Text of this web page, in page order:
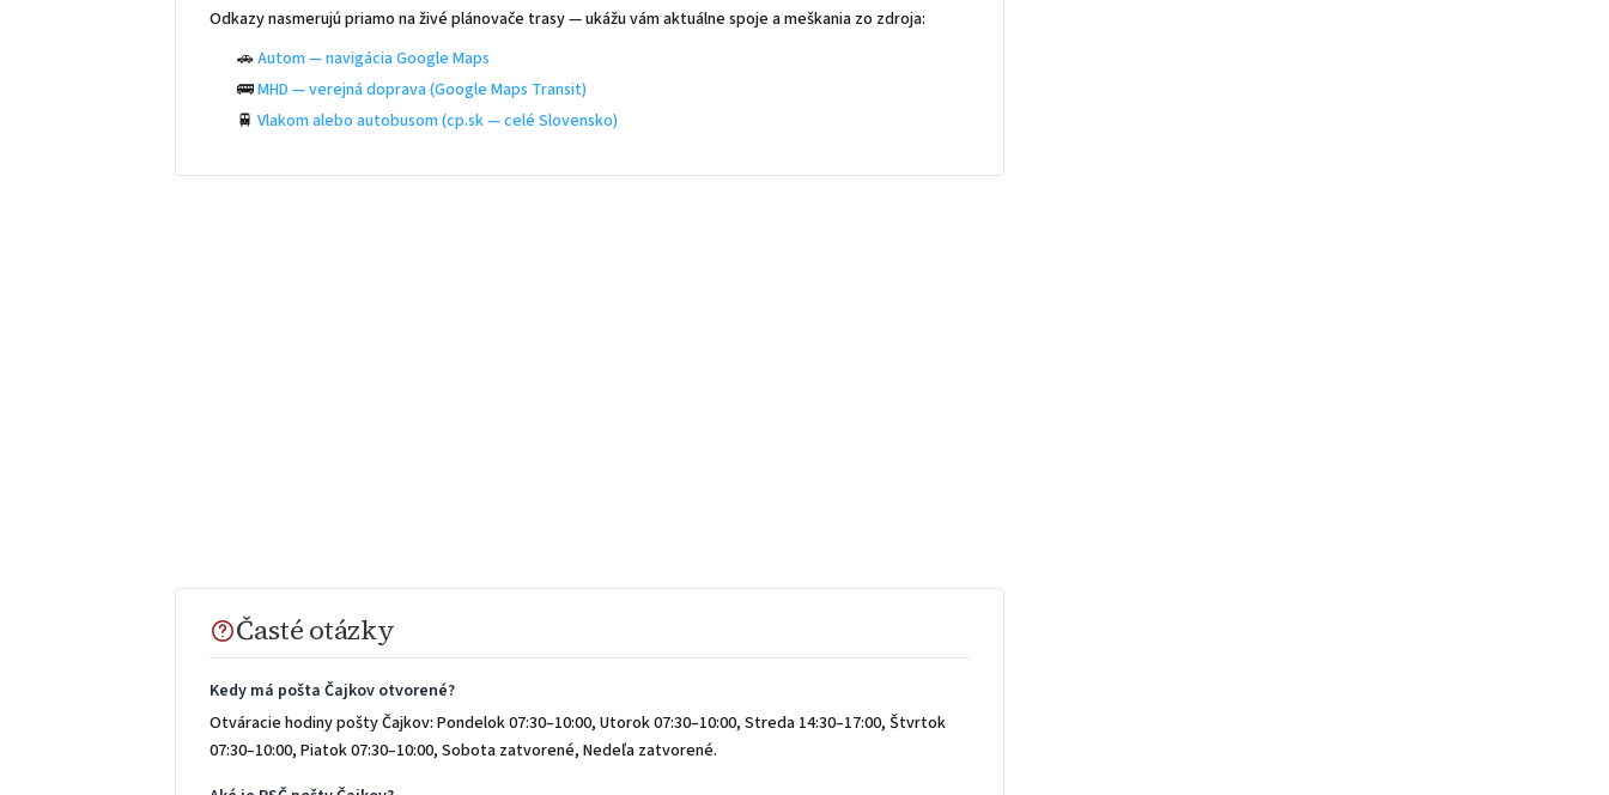
Odkazy nasmerujú priamo na živé plánovače trasy — ukážu vám aktuálne spoje a meškania zo zdroja:
🚗Autom — navigácia Google Maps
🚌MHD — verejná doprava (Google Maps Transit)
🚆 Vlakom alebo autobusom (cp.sk — celé Slovensko)
Časté otázky
Kedy má pošta Čajkov otvorené?
Otváracie hodiny pošty Čajkov: Pondelok 07:30–10:00, Utorok 07:30–10:00, Streda 14:30–17:00, Štvrtok
07:30–10:00, Piatok 07:30–10:00, Sobota zatvorené, Nedeľa zatvorené.